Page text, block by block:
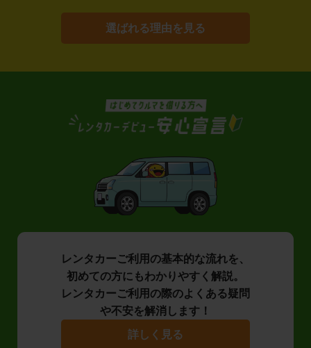
選ばれる理由を見る
レンタカーご利用の基本的な流れを、
初めての方にもわかりやすく解説。
レンタカーご利用の際のよくある疑問
や不安を解消します！
詳しく見る